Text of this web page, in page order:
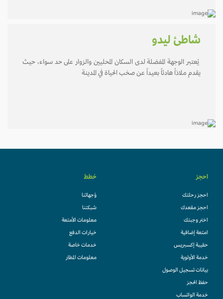
شاطئ ليدو
يُعتبر الوجهة المفضلة لدى السكان المحليين والزوار على حد سواء، حيث
يقدم ملاذاً هادئاً بعيداً عن صخب الحياة في المدينة
احجز
احجز رحلتك
احجز مقعدك
اختر وجبتك
امتعة إضافية
حقيبة إكسبريس
خدمة الأولوية
بيانات تسجيل الوصول
حفظ الحجز
خدمة الواتساب
خطط
وُجهاتنا
شبكتنا
معلومات الأمتعة
خيارات الدفع
خدمات خاصة
معلومات المطار